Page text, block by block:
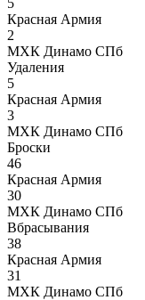
Красная Армия
2
МХК Динамо СПб
Удаления
5
Красная Армия
3
МХК Динамо СПб
Броски
46
Красная Армия
30
МХК Динамо СПб
Вбрасывания
38
Красная Армия
31
МХК Динамо СПб